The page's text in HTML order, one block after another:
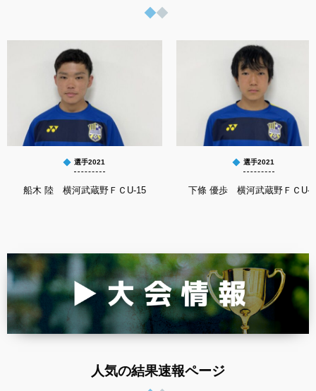
選手2021
船木 陸 横河武蔵野ＦＣU-15
選手2021
下條 優歩 横河武蔵野ＦＣU-
人気の結果速報ページ